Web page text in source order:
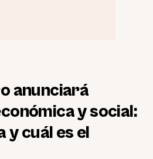
anunciará
y social:
y cuál es el